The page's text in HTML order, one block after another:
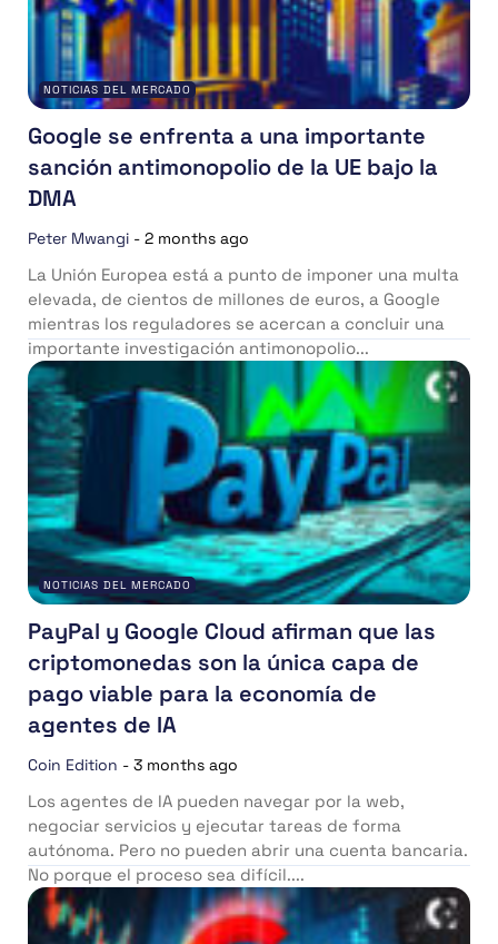
NOTICIAS DEL MERCADO
Google se enfrenta a una importante
sanción antimonopolio de la UE bajo la
DMA
Peter Mwangi - 2 months ago
La Unión Europea está a punto de imponer una multa
elevada, de cientos de millones de euros, a Google
mientras los reguladores se acercan a concluir una
importante investigación antimonopolio...
NOTICIAS DEL MERCADO
PayPal y Google Cloud afirman que las
criptomonedas son la única capa de
pago viable para la economía de
agentes de IA
Coin Edition - 3 months ago
Los agentes de IA pueden navegar por la web,
negociar servicios y ejecutar tareas de forma
autónoma. Pero no pueden abrir una cuenta bancaria.
No porque el proceso sea difícil....